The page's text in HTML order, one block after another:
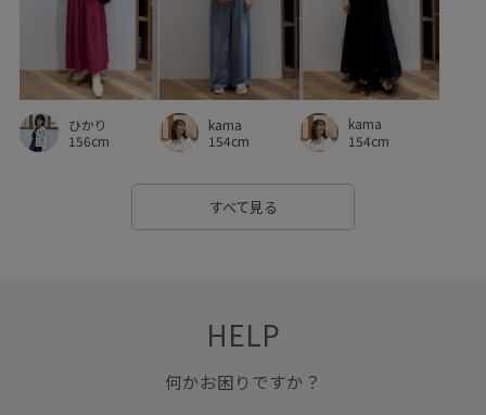
ひかり
156cm
kama
154cm
kama
154cm
すべて見る
HELP
何かお困りですか？